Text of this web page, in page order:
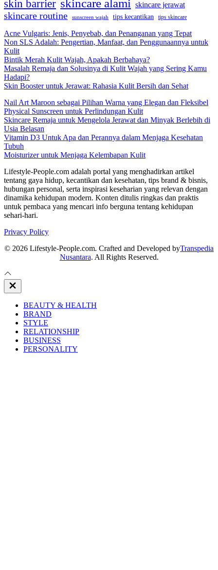
skin barrier skincare alami skincare jerawat
skincare routine sunscreen wajah tips kecantikan tips skincare
Acne Vulgaris: Jenis, Penyebab, dan Penanganan yang Tepat
Non SLS Adalah: Pengertian, Manfaat, dan Penggunaannya untuk
Kulit
Bintik Merah Kulit Wajah, Apakah Berbahaya?
Masalah Remaja dan Solusinya di Kulit Wajah yang Sering Kamu
Hadapi?
Skin Booster untuk Jerawat: Rahasia Kulit Bersih dan Sehat
Nail Art Maroon sebagai Pilihan Warna yang Elegan dan Fleksibel
Physical Sunscreen untuk Perlindungan Kulit
Skincare Remaja untuk Mengelola Jerawat dan Minyak Berlebih di
Usia Belasan
Vitamin D3 Untuk Apa dan Perannya dalam Menjaga Kesehatan
Tubuh
Moisturizer untuk Menjaga Kelembapan Kulit
Lifestyle-People.com adalah portal yang menghadirkan artikel
tentang gaya hidup, kecantikan dan kesehatan, tips brand & bisnis,
hubungan personal, serta inspirasi keseharian yang relevan dengan
dinamika kehidupan modern. Konten ditulis ringkas dan praktis
untuk pembaca yang mencari info berguna tentang kehidupan
sehari-hari.
Privacy Policy
© 2026 Lifestyle-People.com. Crafted and Developed byTranspedia
Nusantara. All Rights Reserved.
Close
Off
BEAUTY & HEALTH
BRAND
STYLE
RELATIONSHIP
BUSINESS
PERSONALITY